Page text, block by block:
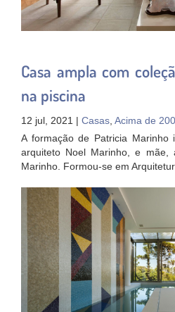
Casa ampla com
na piscina
12 jul, 2021 | Casas Acima de
A formação de Patricia Marinho
arquiteto Noel Marinho, e mãe,
Marinho. Formou-se em